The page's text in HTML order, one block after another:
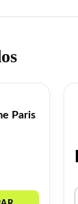
Paris